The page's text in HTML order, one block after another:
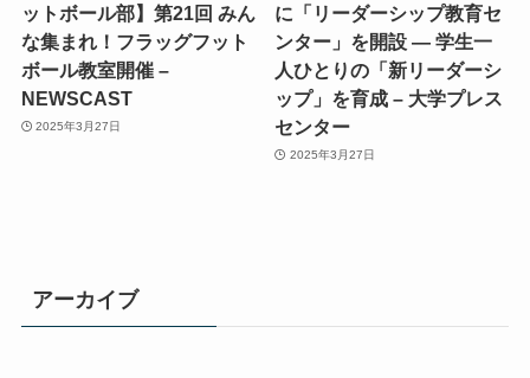
ットボール部】第21回 みん
な集まれ！フラッグフット
ボール教室開催 –
NEWSCAST
2025年3月27日
に「リーダーシップ教育セ
ンター」を開設 ― 学生一
人ひとりの「新リーダーシ
ップ」を育成 – 大学プレス
センター
2025年3月27日
アーカイブ